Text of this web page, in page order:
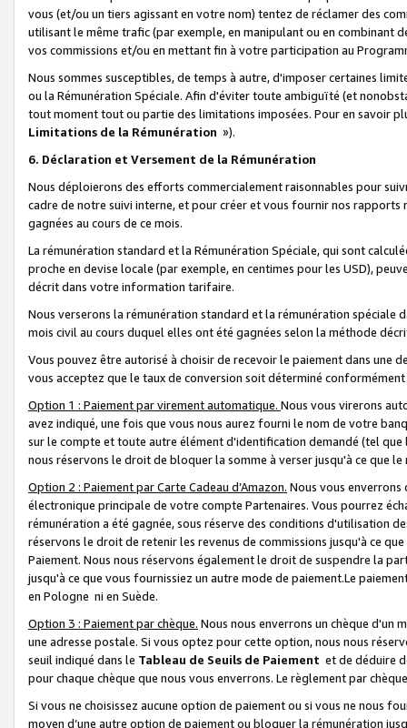
vous (et/ou un tiers agissant en votre nom) tentez de réclamer des
utilisant le même trafic (par exemple, en manipulant ou en combinant
vos commissions et/ou en mettant fin à votre participation au
Nous sommes susceptibles, de temps à autre, d'imposer certaines
ou la Rémunération Spéciale. Afin d'éviter toute ambiguïté (et
tout moment tout ou partie des limitations imposées. Pour en savoir
Limitations de la Rémunération »).
6. Déclaration et Versement de la Rémunération
Nous déploierons des efforts commercialement raisonnables pour
cadre de notre suivi interne, et pour créer et vous fournir nos
gagnées au cours de ce mois.
La rémunération standard et la Rémunération Spéciale, qui sont
proche en devise locale (par exemple, en centimes pour les USD),
décrit dans votre information tarifaire.
Nous verserons la rémunération standard et la rémunération spéciale
mois civil au cours duquel elles ont été gagnées selon la méthode
Vous pouvez être autorisé à choisir de recevoir le paiement dans une
vous acceptez que le taux de conversion soit déterminé
Option 1 : Paiement par virement automatique. Nous vous virerons
avez indiqué, une fois que vous nous aurez fourni le nom de votre
sur le compte et toute autre élément d'identification demandé (tel que
nous réservons le droit de bloquer la somme à verser jusqu'à ce que
Option 2 : Paiement par Carte Cadeau d’Amazon. Nous vous
électronique principale de votre compte Partenaires. Vous pourrez
rémunération a été gagnée, sous réserve des conditions d'utilisation
réservons le droit de retenir les revenus de commissions jusqu'à ce
Paiement. Nous nous réservons également le droit de suspendre la
jusqu'à ce que vous fournissiez un autre mode de paiement.Le
en Pologne ni en Suède.
Option 3 : Paiement par chèque. Nous nous enverrons un chèque d'un
une adresse postale. Si vous optez pour cette option, nous nous
seuil indiqué dans le Tableau de Seuils de Paiement et de déduire
pour chaque chèque que nous vous enverrons. Le règlement par
Si vous ne choisissez aucune option de paiement ou si vous ne nous
moyen d’une autre option de paiement ou bloquer la rémunération